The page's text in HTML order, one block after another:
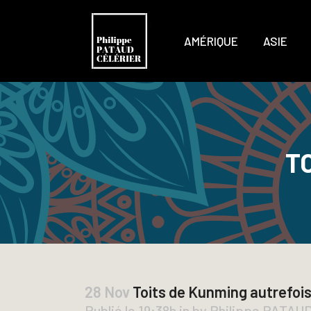
AMÉRIQUE ASIE
28 Nov Toits de Kunming autrefois